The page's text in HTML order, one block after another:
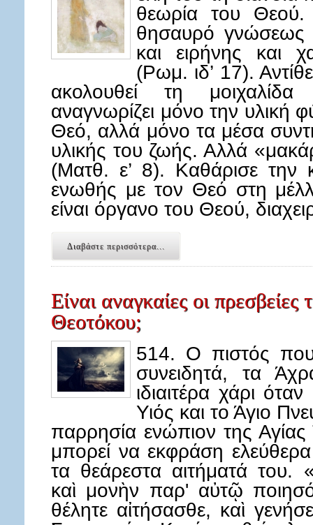
θεωρία του Θεού.
θησαυρό γνώσεως
και ειρήνης και
(Ρωμ. ιδ’ 17).
ακολουθεί τη
αναγνωρίζει μόνο την υλική
Θεό, αλλά μόνο τα μέσα
υλικής του ζωής. Αλλά
(Ματθ. ε’ 8). Καθάρισε την
ενωθής με τον Θεό στη
είναι όργανο του Θεού,
Διαβάστε περισσότερα...
Είναι αναγκαίες οι
Θεοτόκου;
514. Ο πιστός που
συνειδητά, τα
ιδιαιτέρα χάρι
Υιός και το Άγιο
παρρησία ενώπιον της Αγίας
μπορεί να εκφράση
τα θεάρεστα αιτήματά του.
καὶ μονὴν παρ' αὐτῷ
θέλητε αἰτήσασθε, καὶ